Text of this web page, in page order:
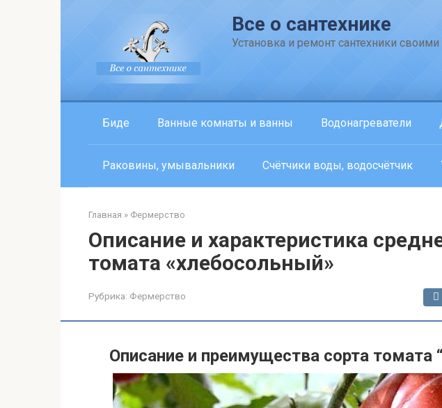
Все о сантехнике
Установка и ремонт сантехники
Биде Ванные комнаты и ванны Водонагреватели
Раковины, умывальники Счётчики воды, водосчётчик
Главная » Фермерство
Описание и характеристика
томата «хлебосольный»
Рубрика: Фермерство
Описание и преимущества сорта томата